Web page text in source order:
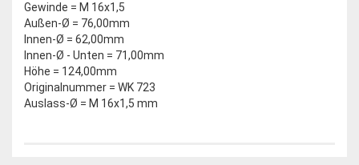
Gewinde = M 16x1,5
Außen-Ø = 76,00mm
Innen-Ø = 62,00mm
Innen-Ø - Unten = 71,00mm
Höhe = 124,00mm
Originalnummer = WK 723
Auslass-Ø = M 16x1,5 mm